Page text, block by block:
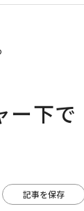
下で
記事を保存